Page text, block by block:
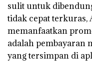
sulit untuk
tidak cepat terkuras,
memanfaatkan
adalah pembayaran
yang tersimpan di